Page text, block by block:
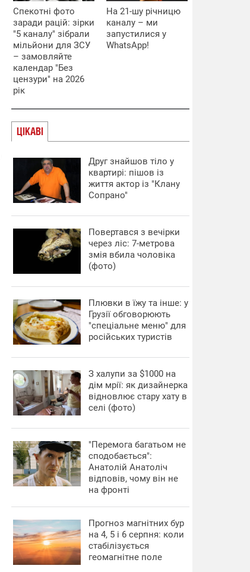
Спекотні фото
заради рацій: зірки
"5 каналу" зібрали
мільйони для ЗСУ
– замовляйте
календар "Без
цензури" на 2026
рік
На 21-шу річницю
каналу – ми
запустилися у
WhatsApp!
ЦІКАВІ
Друг знайшов тіло у
квартирі: пішов із
життя актор із "Клану
Сопрано"
Повертався з вечірки
через ліс: 7-метрова
змія вбила чоловіка
(фото)
Плювки в їжу та інше: у
Грузії обговорюють
"спеціальне меню" для
російських туристів
З халупи за $1000 на
дім мрії: як дизайнерка
відновлює стару хату в
селі (фото)
"Перемога багатьом не
сподобається":
Анатолій Анатоліч
відповів, чому він не
на фронті
Прогноз магнітних бур
на 4, 5 і 6 серпня: коли
стабілізується
геомагнітне поле